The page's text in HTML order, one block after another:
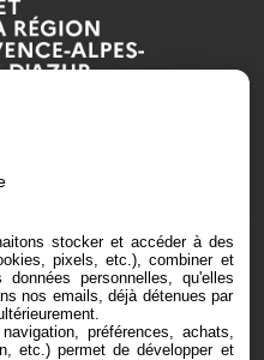
stocker et accéder à des
pixels, etc.), combiner et
personnelles, qu'elles
nos emails, déjà détenues par
préférences, achats,
etc.) permet de développer et